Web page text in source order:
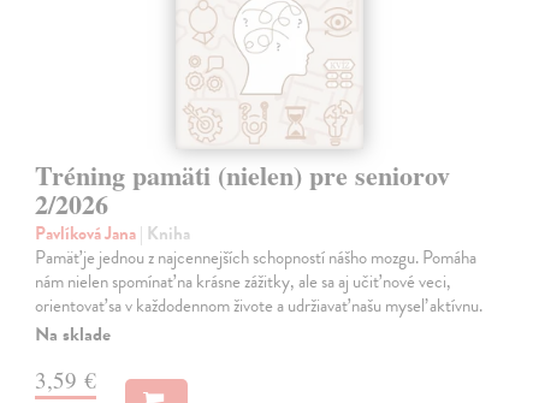
Tréning pamäti (nielen) pre seniorov
2/2026
Pavlíková Jana| Kniha
Pamäť je jednou z najcennejších schopností nášho mozgu. Pomáha
nám nielen spomínať na krásne zážitky, ale sa aj učiť nové veci,
orientovať sa v každodennom živote a udržiavať našu myseľ aktívnu.
Na sklade
3,59 €